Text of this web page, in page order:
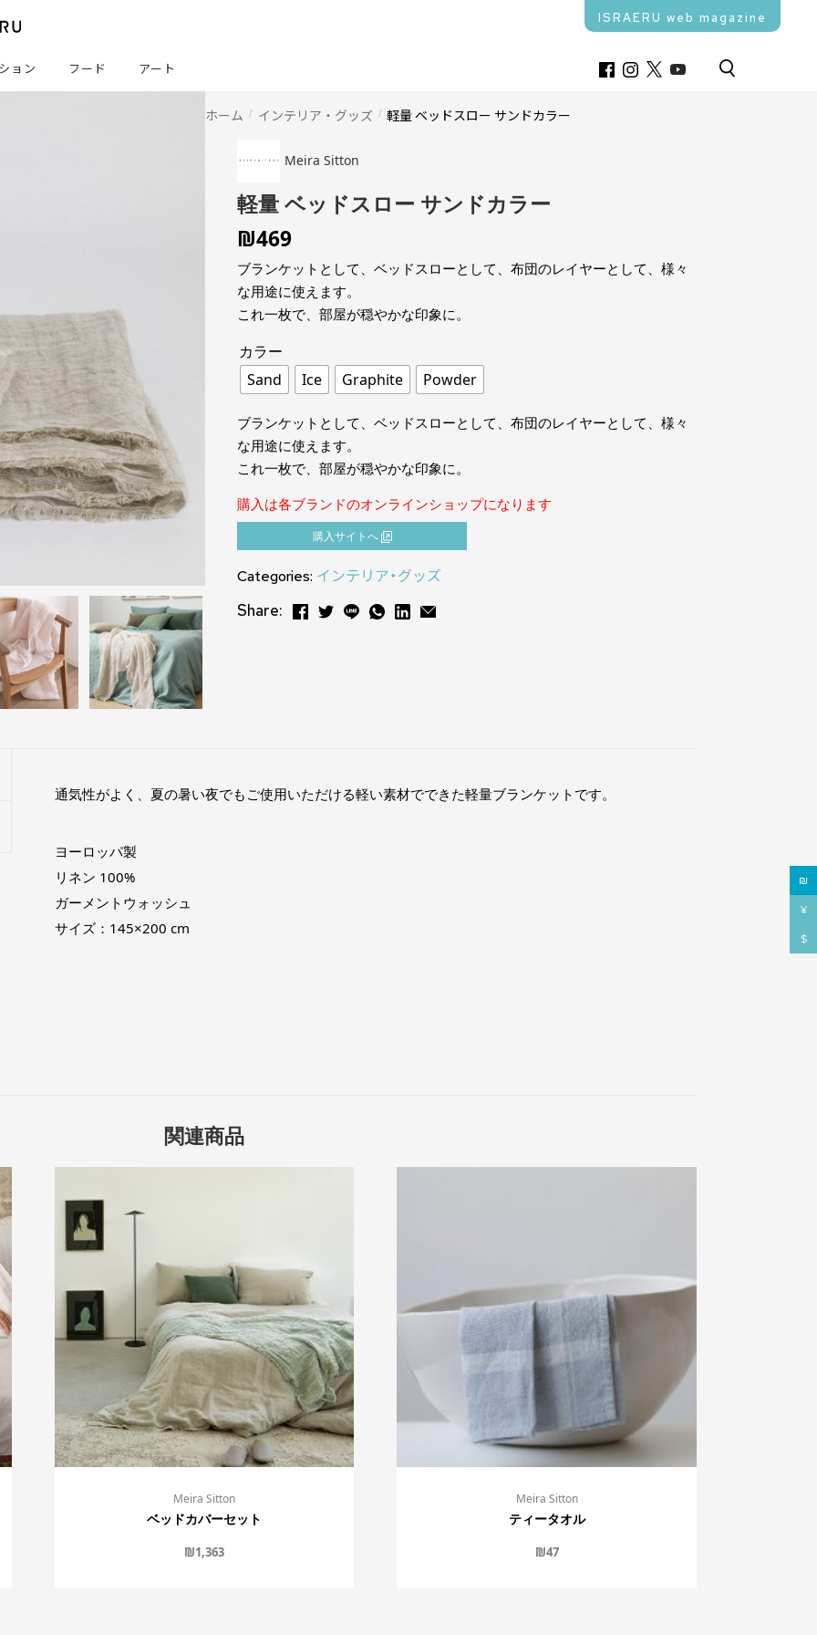
₪
¥
$
ISRAERU web magazine
ョン フード アート
ホーム インテリア・グッズ 軽量 ベッドスロー サンドカラー
Meira Sitton
軽量 ベッドスロー サンドカラー
₪469
ブランケットとして、ベッドスローとして、布団のレイヤーとして、様々
な用途に使えます。
これ一枚で、部屋が穏やかな印象に。
カラー
Sand
Ice Graphite Powder
ブランケットとして、ベッドスローとして、布団のレイヤーとして、様々
な用途に使えます。
これ一枚で、部屋が穏やかな印象に。
購入は各ブランドのオンラインショップになります
購⼊サイトへ
Categories: インテリア・グッズ
Share:
通気性がよく、夏の暑い夜でもご使用いただける軽い素材でできた軽量ブランケットです。
ヨーロッパ製
リネン 100%
ガーメントウォッシュ
サイズ：145×200 cm
関連商品
Meira Sitton
ベッドカバーセット
₪1,363
Meira Sitton
ティータオル
₪47